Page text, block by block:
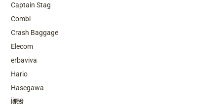
Top Brands
iimo
Captain Stag
Combi
Crash Baggage
Elecom
erbaviva
Hario
Hasegawa
ides